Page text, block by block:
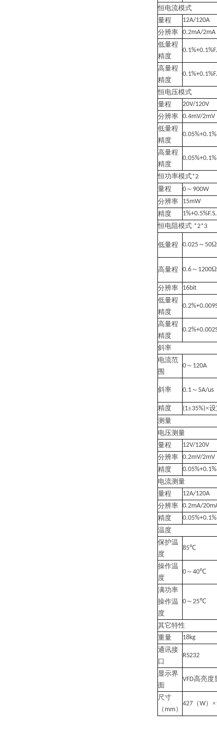
恒电流模式
量程
12A/120A
分辨率 0.2mA/2mA
低量程
精度
高量程
精度
恒电压模式
量程
20V/120V
分辨率 0.4mV/2mV
低量程
精度
高量程
精度
恒功率模式*2
量程
0 ～ 900W
分辨率
15mW
精度
1%+0.5%F.S.
恒电阻模式 *2*3
低量程 0.025 ～ 50Ω
高量程 0.6 ～ 1200Ω
分辨率
16bit
低量程
精度
高量程
精度
斜率
电流范
围
0 ～ 120A
斜率 0.1 ～ 5A/us
精度 (1±35%)×
测量
电压测量
量程
12V/120V
分辨率 0.2mV/2mV
精度
电流测量
量程
12A/120A
分辨率 0.2mA/
精度
温度
保护温
度
85℃
操作温
度
0 ～ 40℃
满功率
操作温
度
0 ～ 25℃
其它特性
重量
18kg
通讯接
口
RS232
显示界
面
VFD高亮度
尺寸
（ mm）
427 （W）×